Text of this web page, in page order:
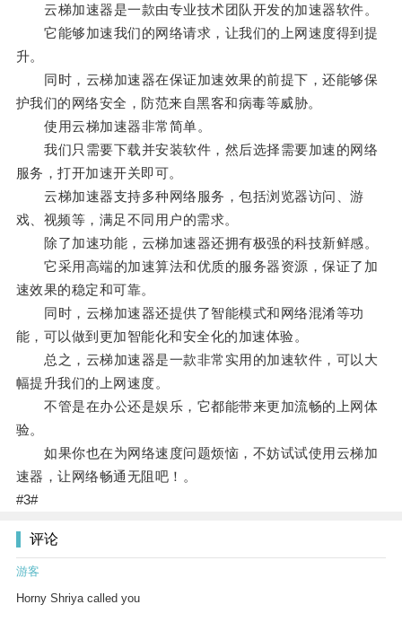
云梯加速器是一款由专业技术团队开发的加速器软件。
它能够加速我们的网络请求，让我们的上网速度得到提
升。
同时，云梯加速器在保证加速效果的前提下，还能够保
护我们的网络安全，防范来自黑客和病毒等威胁。
使用云梯加速器非常简单。
我们只需要下载并安装软件，然后选择需要加速的网络
服务，打开加速开关即可。
云梯加速器支持多种网络服务，包括浏览器访问、游
戏、视频等，满足不同用户的需求。
除了加速功能，云梯加速器还拥有极强的科技新鲜感。
它采用高端的加速算法和优质的服务器资源，保证了加
速效果的稳定和可靠。
同时，云梯加速器还提供了智能模式和网络混淆等功
能，可以做到更加智能化和安全化的加速体验。
总之，云梯加速器是一款非常实用的加速软件，可以大
幅提升我们的上网速度。
不管是在办公还是娱乐，它都能带来更加流畅的上网体
验。
如果你也在为网络速度问题烦恼，不妨试试使用云梯加
速器，让网络畅通无阻吧！。
#3#
评论
游客
Horny Shriya called you